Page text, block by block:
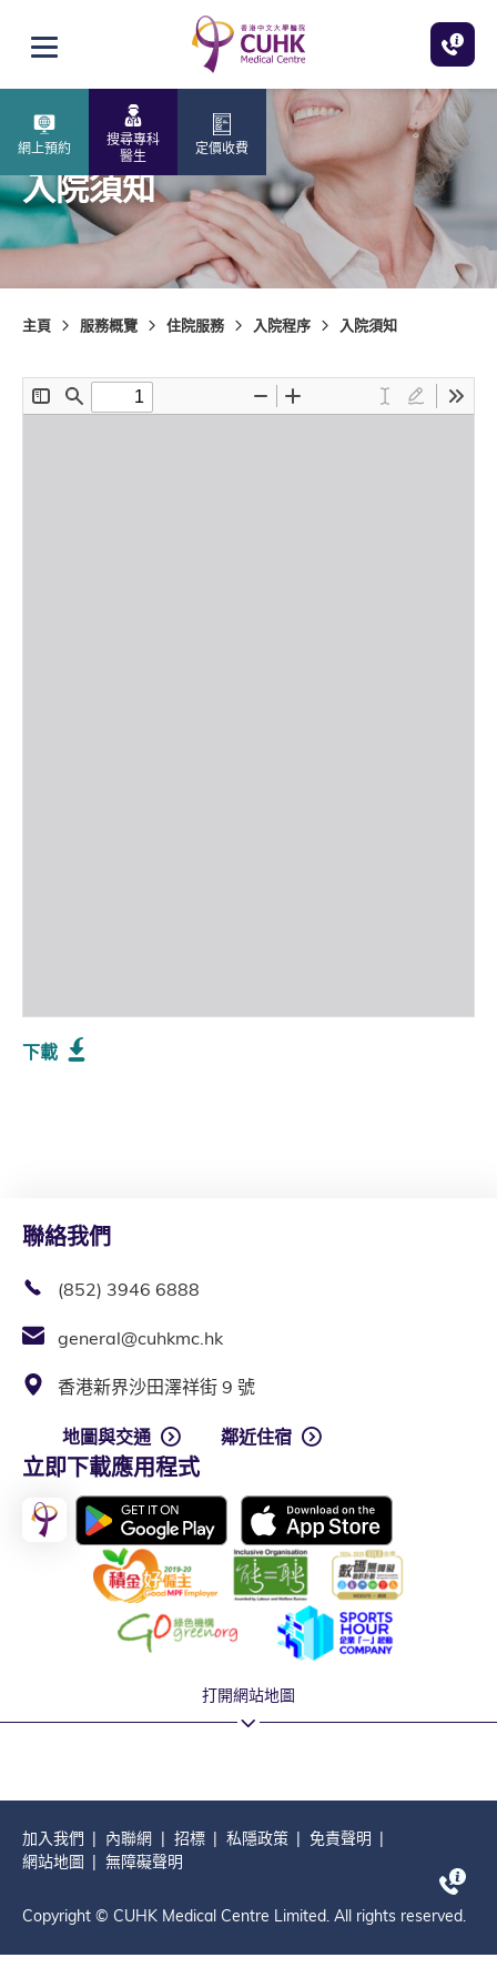
打開選單
網上預約
搜尋專科
醫生
定價收費
入院須知
主頁 服務概覽 住院服務 入院程序 入院須知
下載
聯絡我們
(852) 3946 6888
general@cuhkmc.hk
香港新界沙田澤祥街 9 號
地圖與交通 鄰近住宿
立即下載應用程式
打開網站地圖
加入我們 內聯網 招標 私隱政策
免責聲明
網站地圖
無障礙聲明
Copyright © CUHK Medical Centre Limited. All rights reserved.